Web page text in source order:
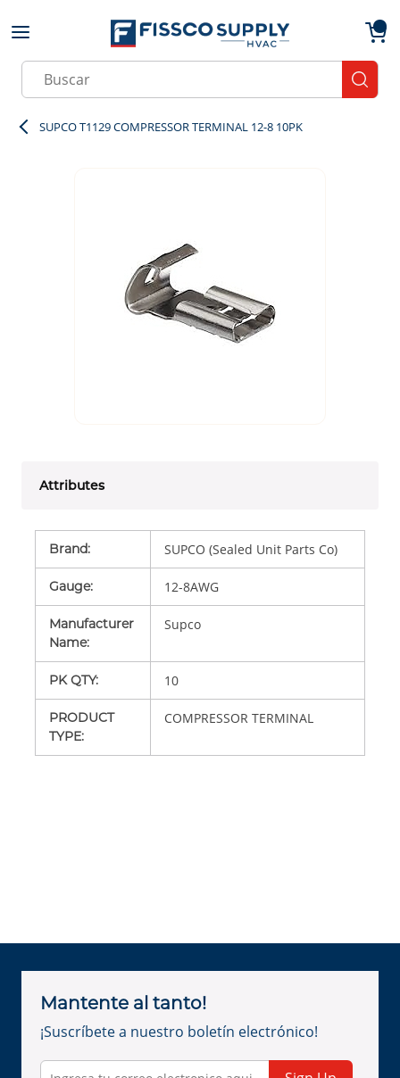
Skip to main content
Site Search
SUPCO T1129 COMPRESSOR TERMINAL 12-8 10PK
Attributes
Brand: SUPCO (Sealed Unit Parts Co)
Gauge: 12-8AWG
Manufacturer
Name:
Supco
PK QTY: 10
PRODUCT
TYPE:
COMPRESSOR TERMINAL
Mantente al tanto!
¡Suscríbete a nuestro boletín electrónico!